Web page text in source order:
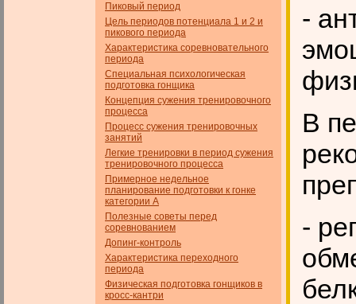
Пиковый период
Цель периодов потенциала 1 и 2 и
пикового периода
Характеристика соревновательного
периода
Специальная психологическая
подготовка гонщика
Концепция сужения тренировочного
процесса
Процесс сужения тренировочных
занятий
Легкие тренировки в период сужения
тренировочного процесса
Примерное недельное
планирование подготовки к гонке
категории А
Полезные советы перед
соревнованием
Допинг-контроль
Характеристика переходного
периода
Физическая подготовка гонщиков в
кросс-кантри
-
В
-